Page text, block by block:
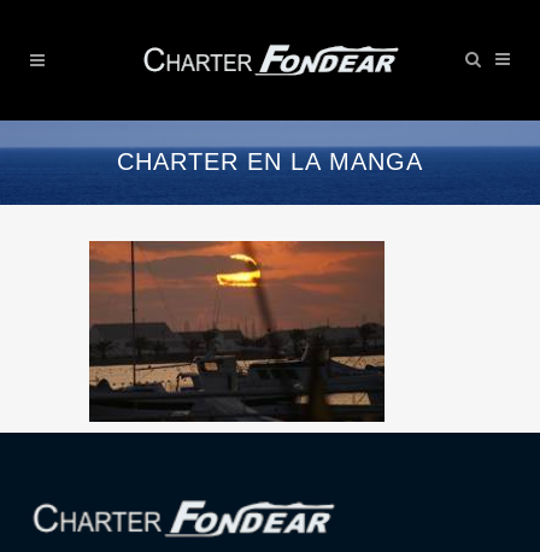
CHARTER EN LA MANGA